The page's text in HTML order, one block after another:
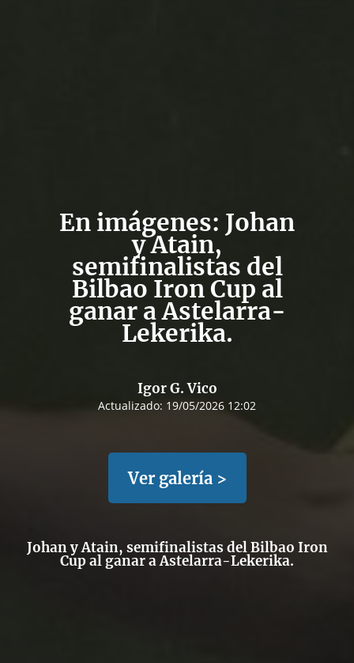
En imágenes: Johan
y Atain,
semifinalistas del
Bilbao Iron Cup al
ganar a Astelarra-
Lekerika.
Igor G. Vico
Actualizado: 19/05/2026 12:02
Ver galería >
Johan y Atain, semifinalistas del Bilbao Iron
Cup al ganar a Astelarra-Lekerika.